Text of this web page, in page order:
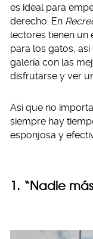
es ideal para
derecho. En
lectores tienen un
para los gatos,
galería con las
disfrutarse y ver
Así que no
siempre hay
esponjosa y
1. “Nadie